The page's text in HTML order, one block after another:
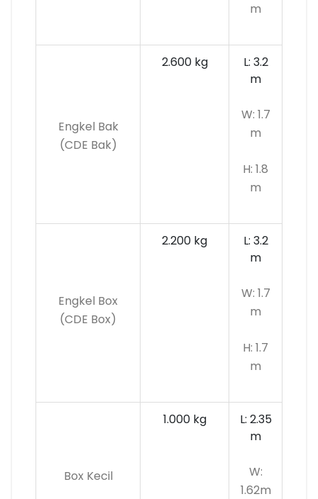
m
Engkel Bak
(CDE Bak)
2.600 kg
L: 3.2
m
W: 1.7
m
H: 1.8
m
Engkel Box
(CDE Box)
2.200 kg
L: 3.2
m
W: 1.7
m
H: 1.7
m
Box Kecil
1.000 kg
L: 2.35
m
W:
1.62m